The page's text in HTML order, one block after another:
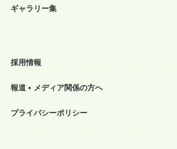
ギャラリー集
採用情報
報道 • メディア関係の方へ
プライバシーポリシー